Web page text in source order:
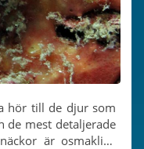
hör till de djur som
de mest detaljerade
är osmakliga